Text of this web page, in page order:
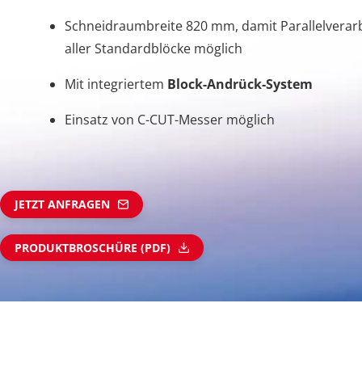
Schneidraumbreite 820 mm, damit
aller Standardblöcke möglich
Mit integriertem Block-Andrück-System
Einsatz von C-CUT-Messer möglich
JETZT ANFRAGEN
PRODUKTBROSCHÜRE (PDF)